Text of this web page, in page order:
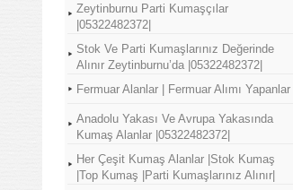
Zeytinburnu Parti Kumaşçılar
|05322482372|
Stok Ve Parti Kumaşlarınız Değerinde
Alınır Zeytinburnu’da |05322482372|
Fermuar Alanlar | Fermuar Alımı Yapanlar
Anadolu Yakası Ve Avrupa Yakasında
Kumaş Alanlar |05322482372|
Her Çeşit Kumaş Alanlar |Stok Kumaş
|Top Kumaş |Parti Kumaşlarınız Alınır|